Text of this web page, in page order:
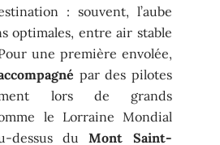
: souvent, l’aube
optimales, entre air stable
une première envolée,
par des pilotes
lors de grands
le Lorraine Mondial
dessus duMont Saint-